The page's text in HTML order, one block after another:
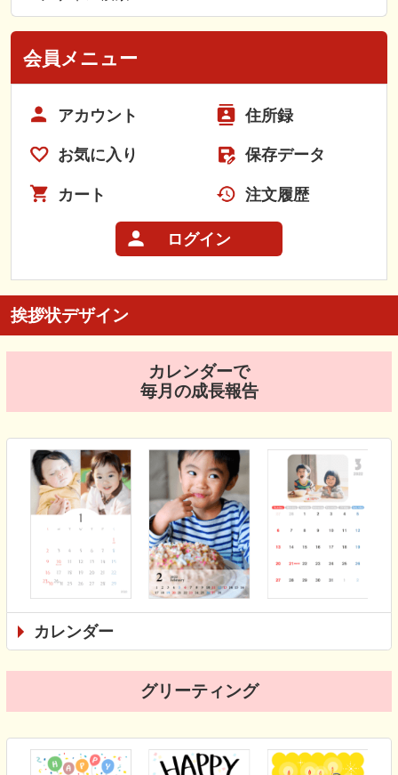
会員メニュー
アカウント 住所録
お気に入り 保存データ
カート 注文履歴
ログイン
挨拶状デザイン
カレンダーで
毎月の成長報告
カレンダー
グリーティング